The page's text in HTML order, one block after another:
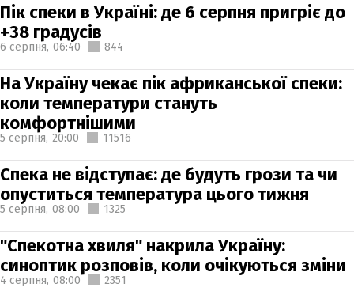
Пік спеки в Україні: де 6 серпня пригріє до
+38 градусів
6 серпня, 06:40 844
На Україну чекає пік африканської спеки:
коли температури стануть
комфортнішими
5 серпня, 20:00 11516
Спека не відступає: де будуть грози та чи
опуститься температура цього тижня
5 серпня, 08:00 1325
"Спекотна хвиля" накрила Україну:
синоптик розповів, коли очікуються зміни
4 серпня, 08:00 2351